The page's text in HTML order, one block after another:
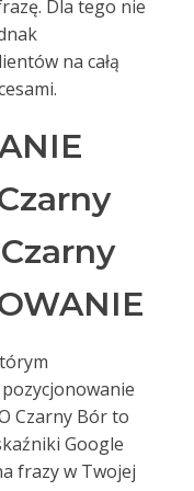
Dla tego nie
na całą
Czarny Bór to
Google
frazy w Twojej